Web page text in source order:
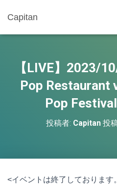
Capitan
【LIVE】2023/
Pop Restaurant
Pop Festival
投稿者: Capitan投
<イベントは終了しております